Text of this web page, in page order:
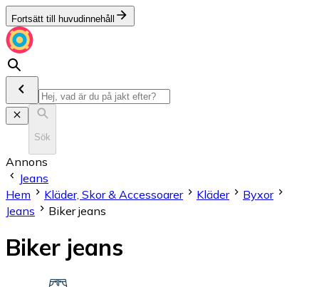
Fortsätt till huvudinnehåll
Sök
Annons
Jeans
Hem
Kläder, Skor & Accessoarer Kläder
Byxor
Jeans
Biker jeans
Biker jeans